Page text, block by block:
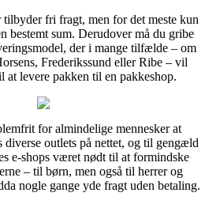
fri fragt, men for det meste kun
bestemt sum. Derudover må du gribe
der i mange tilfælde – om
Frederikssund eller Ribe – vil
at levere pakken til en pakkeshop.
for almindelige mennesker at
diverse outlets på nettet, og til gengæld
e-shops været nødt til at formindske
– til børn, men også til herrer og
nogle gange yde fragt uden betaling.